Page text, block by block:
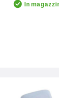
In
Quantity: